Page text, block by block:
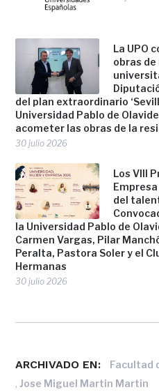
La UPO
obras
del plan extraordinario
Universidad Pablo de
acometer las obras de la
30 julio 2026
Los VIII
del
la Universidad Pablo de
Carmen Vargas, Pilar
Peralta, Pastora Soler y el
Hermanas
30 julio 2026
ARCHIVADO EN: Facultad
,Jose Miguel Martin Martin